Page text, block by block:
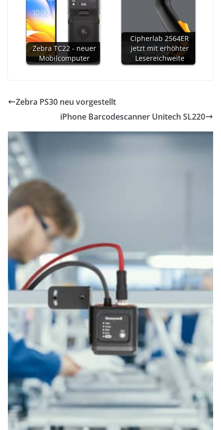
Zebra TC22 - neuer
Mobilcomputer
Cipherlab 2564ER
jetzt mit erhöhter
Lesereichweite
Zebra PS30 neu vorgestellt
iPhone Barcodescanner Unitech SL220